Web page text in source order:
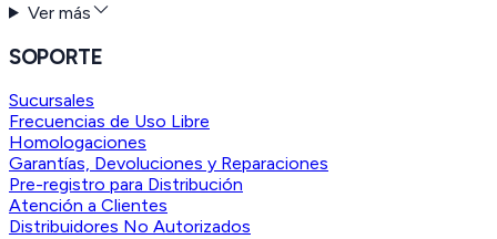
Ver más
SOPORTE
Sucursales
Frecuencias de Uso Libre
Homologaciones
Garantías, Devoluciones y Reparaciones
Pre-registro para Distribución
Atención a Clientes
Distribuidores No Autorizados